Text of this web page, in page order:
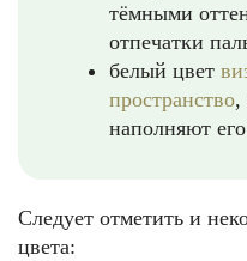
тёмными
отпечатки
белый цвет
пространство,
наполняют
Следует отметить и
цвета: